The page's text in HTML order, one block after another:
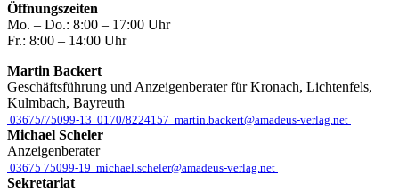
Öffnungszeiten
Mo. – Do.: 8:00 – 17:00 Uhr
Fr.: 8:00 – 14:00 Uhr
Martin Backert
Geschäftsführung und Anzeigenberater für Kronach, Lichtenfels,
Kulmbach, Bayreuth
03675/75099-13 0170/8224157 martin.backert@amadeus-verlag.net
Michael Scheler
Anzeigenberater
03675 75099-19 michael.scheler@amadeus-verlag.net
Sekretariat